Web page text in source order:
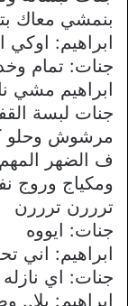
بنمشي معاك
ابراهيم: اوكي
جنات: تمام
ابراهيم مشي
جنات لبسة
مرشوش وحلو
ف الضهر
ومكياج وروج
ترررن ترررن
جنات: ايووه
ابراهيم: اني
جنات: اي نازله
ابراهيم: يلا..